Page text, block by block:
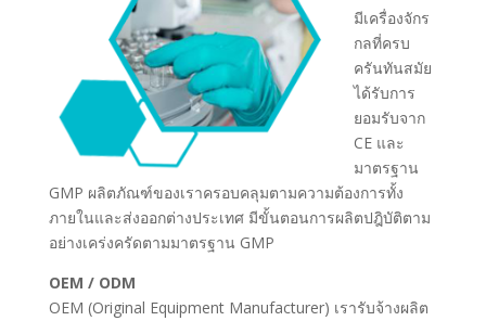
มีเครื่องจักร
กลที่ครบ
ครันทันสมัย
ได้รับการ
ยอมรับจาก
CE และ
มาตรฐาน
GMP ผลิตภัณฑ์ของเราครอบคลุมตามความต้องการทั้ง
ภายในและส่งออกต่างประเทศ มีขั้นตอนการผลิตปฎิบัติตาม
อย่างเคร่งครัดตามมาตรฐาน GMP
OEM / ODM
OEM (Original Equipment Manufacturer) เรารับจ้างผลิต